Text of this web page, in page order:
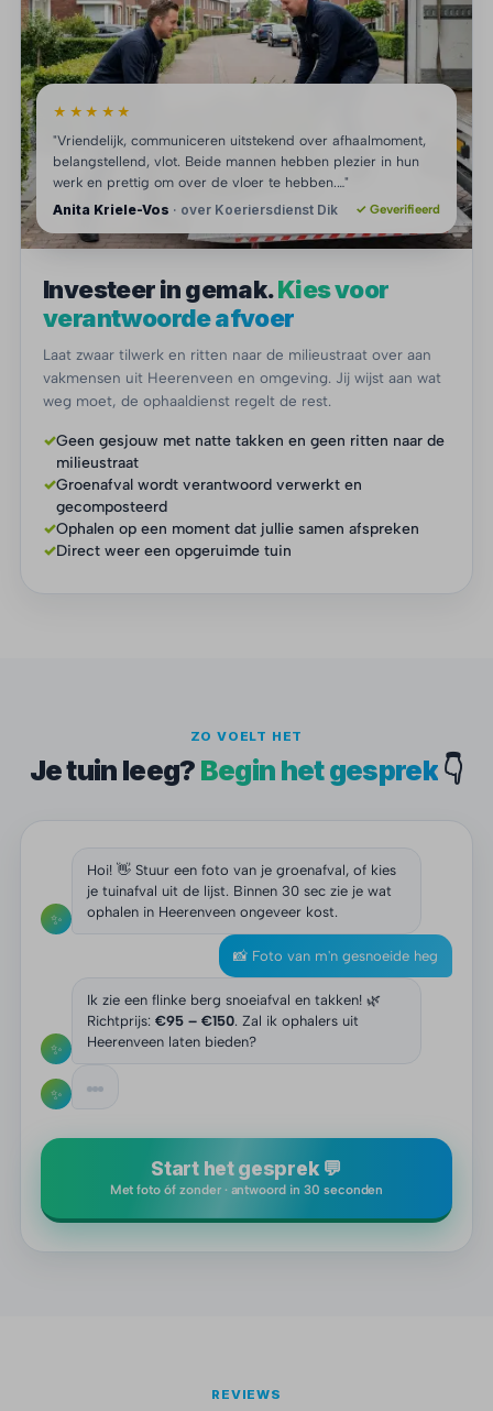
★★★★★
"Vriendelijk, communiceren uitstekend over afhaalmoment,
belangstellend, vlot. Beide mannen hebben plezier in hun
werk en prettig om over de vloer te hebben.…"
Anita Kriele-Vos · over Koeriersdienst Dik ✓ Geverifieerd
Investeer in gemak.Kies voor
verantwoorde afvoer
Laat zwaar tilwerk en ritten naar de milieustraat over aan
vakmensen uit Heerenveen en omgeving. Jij wijst aan wat
weg moet, de ophaaldienst regelt de rest.
✓Geen gesjouw met natte takken en geen ritten naar de
milieustraat
✓Groenafval wordt verantwoord verwerkt en
gecomposteerd
✓Ophalen op een moment dat jullie samen afspreken
✓Direct weer een opgeruimde tuin
ZO VOELT HET
Je tuin leeg? Begin het gesprek👇
✨
Hoi! 👋 Stuur een foto van je groenafval, of kies
je tuinafval uit de lijst. Binnen 30 sec zie je wat
ophalen in Heerenveen ongeveer kost.
📸 Foto van m'n gesnoeide heg
✨
Ik zie een flinke berg snoeiafval en takken! 🌿
Richtprijs: €95 – €150. Zal ik ophalers uit
Heerenveen laten bieden?
✨
Start het gesprek 💬
Met foto óf zonder · antwoord in 30 seconden
REVIEWS